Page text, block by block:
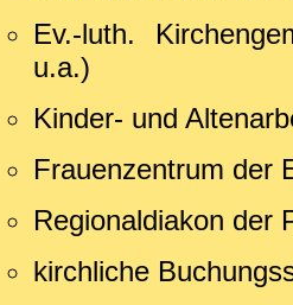
Ev.-luth.
u.a.)
Kinder- und
Frauenzentrum der
Regionaldiakon der
kirchliche